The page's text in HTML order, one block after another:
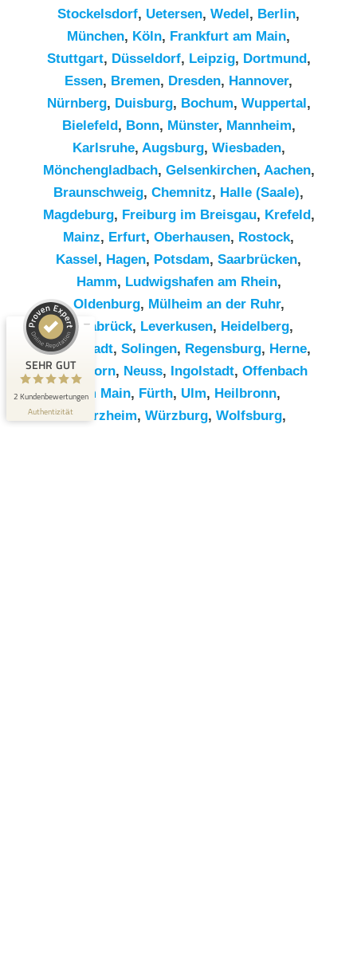
Stockelsdorf, Uetersen, Wedel, Berlin,
München, Köln, Frankfurt am Main,
Stuttgart, Düsseldorf, Leipzig, Dortmund,
Essen, Bremen, Dresden, Hannover,
Nürnberg, Duisburg, Bochum, Wuppertal,
Bielefeld, Bonn, Münster, Mannheim,
Karlsruhe, Augsburg, Wiesbaden,
Mönchengladbach, Gelsenkirchen, Aachen,
Braunschweig, Chemnitz⁠, Halle (Saale),
Magdeburg, Freiburg im Breisgau, Krefeld,
Mainz, Erfurt, Oberhausen, Rostock,
Kassel, Hagen, Potsdam, Saarbrücken,
Hamm, Ludwigshafen am Rhein,
Oldenburg, Mülheim an der Ruhr,
Osnabrück, Leverkusen, Heidelberg,
Darmstadt, Solingen, Regensburg, Herne,
Paderborn, Neuss, Ingolstadt, Offenbach
am Main, Fürth, Ulm, Heilbronn,
Pforzheim, Würzburg, Wolfsburg,
SEHR GUT
2 Kundenbewertungen
Authentizität
Kundenbewertungen und Erfahrungen zu
RümpelButler
SEHR GUT
5,00 / 5,00
2
anderen Quelle
Blick aufs ProvenExpert-Profil werfen